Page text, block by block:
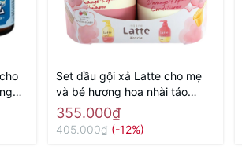
Set dầu gội xả Latte cho mẹ
và bé hương hoa nhài táo
400ml x 2 - Hàng Nhật nội địa
355.000₫
405.000₫ (-12%)